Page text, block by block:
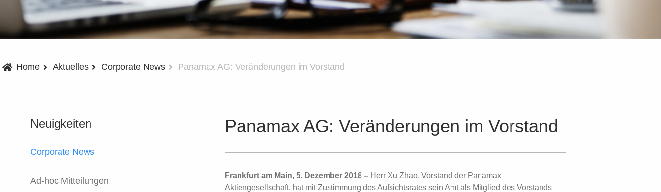
Home Aktuelles Corporate News Panamax AG: Veränderungen im Vorstand
Neuigkeiten
Corporate News
Ad-hoc Mitteilungen
Panamax AG: Veränderungen im Vorstand
Frankfurt am Main, 5. Dezember 2018 –Herr Xu Zhao, Vorstand der Panamax
Aktiengesellschaft, hat mit Zustimmung des Aufsichtsrates sein Amt als Mitglied des Vorstands